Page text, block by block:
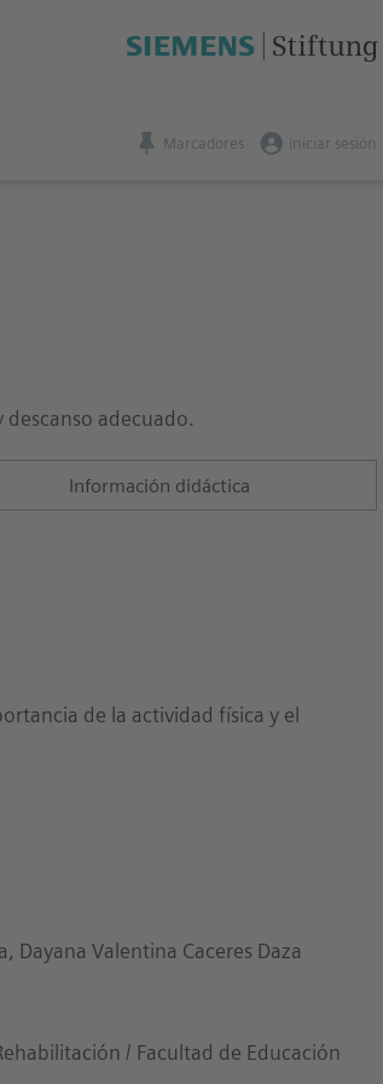
Marcadores Iniciar sesión
adecuado.
Información didáctica
de la actividad física y el
Dayana Valentina Caceres Daza
/ Facultad de Educación